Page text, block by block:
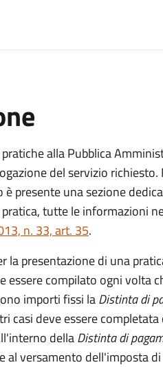
alla Pubblica
del servizio
è presente una sezione
tutte le informazioni
n. 33, art. 35.
la presentazione di una
essere compilato ogni volta
importi fissi laDistinta di
casi deve essere
dellaDistinta di
al versamento dell'imposta